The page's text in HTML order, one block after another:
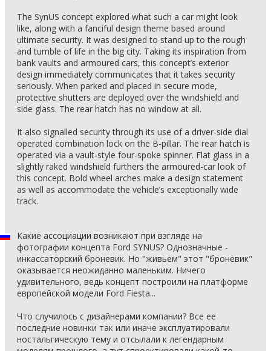
The SynUS concept explored what such a car might look
like, along with a fanciful design theme based around
ultimate security. It was designed to stand up to the rough
and tumble of life in the big city. Taking its inspiration from
bank vaults and armoured cars, this concept’s exterior
design immediately communicates that it takes security
seriously. When parked and placed in secure mode,
protective shutters are deployed over the windshield and
side glass. The rear hatch has no window at all.
It also signalled security through its use of a driver-side dial
operated combination lock on the B-pillar. The rear hatch is
operated via a vault-style four-spoke spinner. Flat glass in a
slightly raked windshield furthers the armoured-car look of
this concept. Bold wheel arches make a design statement
as well as accommodate the vehicle’s exceptionally wide
track.
Какие ассоциации возникают при взгляде на
фотографии концепта Ford SYNUS? Однозначные -
инкассаторский броневик. Но "живьем" этот "броневик"
оказывается неожиданно маленьким. Ничего
удивительного, ведь концепт построили на платформе
европейской модели Ford Fiesta...
Что случилось с дизайнерами компании? Все ее
последние новинки так или иначе эксплуатировали
ностальгическую тему и отсылали к легендарным